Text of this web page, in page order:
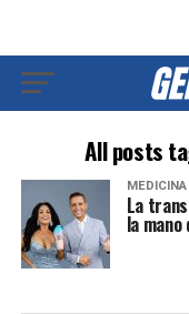
All posts
La
la mano